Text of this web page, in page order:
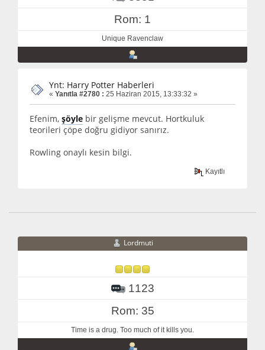
Rom: 1
Unique Ravenclaw
Ynt: Harry Potter Haberleri
« Yanıtla #2780 : 25 Haziran 2015, 13:33:32 »
Efenim, şöyle bir gelişme mevcut. Hortkuluk
teorileri çöpe doğru gidiyor sanırız.
Rowling onaylı kesin bilgi.
Kayıtlı
Lordmuti
1123
Rom: 35
Time is a drug. Too much of it kills you.